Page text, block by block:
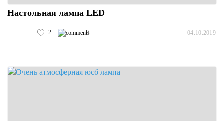
Настольная лампа LED
2 0 04.10.2019